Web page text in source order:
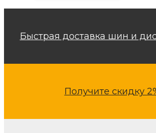
Быстрая доставка шин и
Получите скидку